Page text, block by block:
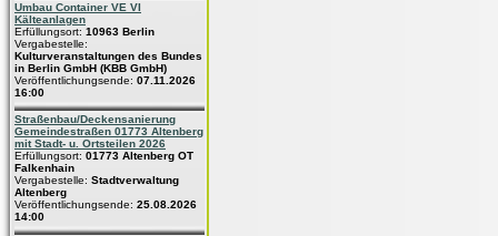
Umbau Container VE VI
Kälteanlagen
Erfüllungsort: 10963 Berlin
Vergabestelle:
Kulturveranstaltungen des Bundes
in Berlin GmbH (KBB GmbH)
Veröffentlichungsende: 07.11.2026
16:00
Straßenbau/Deckensanierung
Gemeindestraßen 01773 Altenberg
mit Stadt- u. Ortsteilen 2026
Erfüllungsort: 01773 Altenberg OT
Falkenhain
Vergabestelle: Stadtverwaltung
Altenberg
Veröffentlichungsende: 25.08.2026
14:00